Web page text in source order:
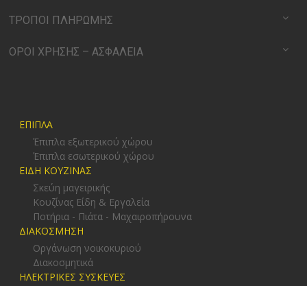
ΤΡΟΠΟΙ ΠΛΗΡΩΜΗΣ
ΟΡΟΙ ΧΡΗΣΗΣ – ΑΣΦΑΛΕΙΑ
ΕΠΙΠΛΑ
Έπιπλα εξωτερικού χώρου
Έπιπλα εσωτερικού χώρου
ΕΙΔΗ ΚΟΥΖΙΝΑΣ
Σκεύη μαγειρικής
Κουζίνας Είδη & Εργαλεία
Ποτήρια - Πιάτα - Μαχαιροπήρουνα
ΔΙΑΚΟΣΜΗΣΗ
Οργάνωση νοικοκυριού
Διακοσμητικά
ΗΛΕΚΤΡΙΚΕΣ ΣΥΣΚΕΥΕΣ